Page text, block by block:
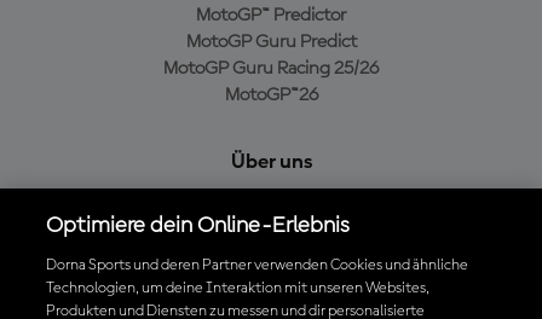
MotoGP™ Predictor
MotoGP Guru Predict
MotoGP Guru Racing 25/26
MotoGP™26
Über uns
Cookie-Richtlinien
Geschäftsbedingungen
Datenschutzrichtlinien
Optimiere dein Online-Erlebnis
Dorna Sports und deren Partner verwenden Cookies und ähnliche
Technologien, um deine Interaktion mit unseren Websites,
Produkten und Diensten zu messen und dir personalisierte